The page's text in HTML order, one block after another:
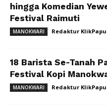
hingga Komedian
Festival Raimuti
MANOKWARI Redaktur
18 Barista Se-Tanah
Festival Kopi
MANOKWARI Redaktur